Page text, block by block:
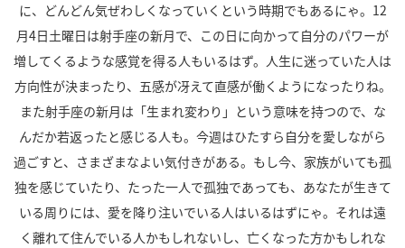
に、どんどん気ぜわしくなっていくという時期でもあるにゃ。 12
月4日土曜日は射手座の新月で、この日に向かって自分のパワーが
増してくるような感覚を得る人もいるはず。人生に迷っていた人は
方向性が決まったり、五感が冴えて直感が働くようになったりね。
また射手座の新月は「生まれ変わり」という意味を持つので、な
んだか若返ったと感じる人も。今週はひたすら自分を愛しながら
過ごすと、さまざまなよい気付きがある。もし今、家族がいても孤
独を感じていたり、たった一人で孤独であっても、あなたが生きて
いる周りには、愛を降り注いでいる人はいるはずにゃ。それは遠
く離れて住んでいる人かもしれないし、亡くなった方かもしれな